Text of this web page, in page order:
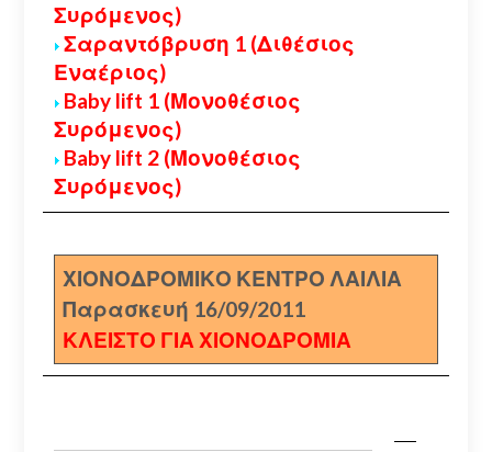
Συρόμενος)
Σαραντόβρυση 1 (Διθέσιος
Εναέριος)
Baby lift 1 (Μονοθέσιος
Συρόμενος)
Baby lift 2 (Μονοθέσιος
Συρόμενος)
ΧΙΟΝΟΔΡΟΜΙΚΟ ΚΕΝΤΡΟ ΛΑΙΛΙΑ
Παρασκευή 16/09/2011
ΚΛΕΙΣΤΟ ΓΙΑ ΧΙΟΝΟΔΡΟΜΙΑ